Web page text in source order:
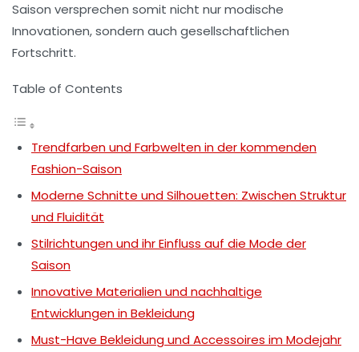
Saison versprechen somit nicht nur modische
Innovationen, sondern auch gesellschaftlichen
Fortschritt.
Table of Contents
Trendfarben und Farbwelten in der kommenden
Fashion-Saison
Moderne Schnitte und Silhouetten: Zwischen Struktur
und Fluidität
Stilrichtungen und ihr Einfluss auf die Mode der
Saison
Innovative Materialien und nachhaltige
Entwicklungen in Bekleidung
Must-Have Bekleidung und Accessoires im Modejahr